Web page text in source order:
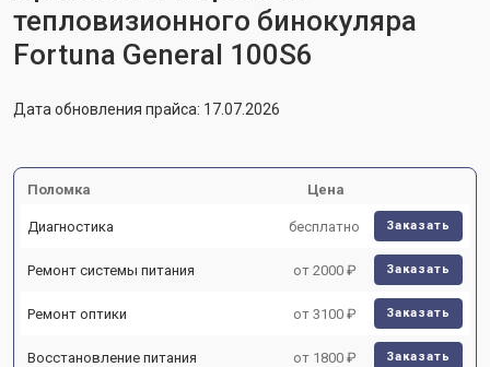
тепловизионного бинокуляра
Fortuna General 100S6
Дата обновления прайса: 17.07.2026
Поломка Цена
Диагностика бесплатно Заказать
Ремонт системы питания от 2000 ₽ Заказать
Ремонт оптики от 3100 ₽ Заказать
Восстановление питания от 1800 ₽ Заказать